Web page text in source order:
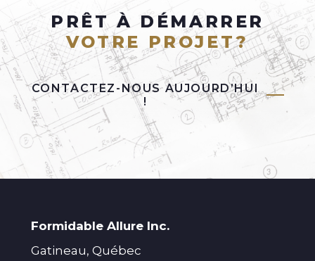
PRÊT À DÉMARRER
VOTRE PROJET?
CONTACTEZ-NOUS AUJOURD’HUI
!
Formidable Allure Inc.
Gatineau, Québec